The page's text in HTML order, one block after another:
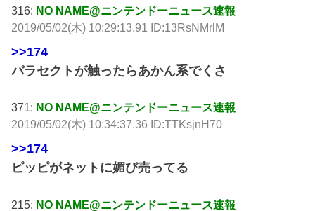
316: NO NAME@ニンテンドーニュース速報
2019/05/02(木) 10:29:13.91 ID:13RsNMrlM
>>174
パラセクトが触ったらあかん系でくさ
371: NO NAME@ニンテンドーニュース速報
2019/05/02(木) 10:34:37.36 ID:TTKsjnH70
>>174
ピッピがネットに媚び売ってる
215: NO NAME@ニンテンドーニュース速報